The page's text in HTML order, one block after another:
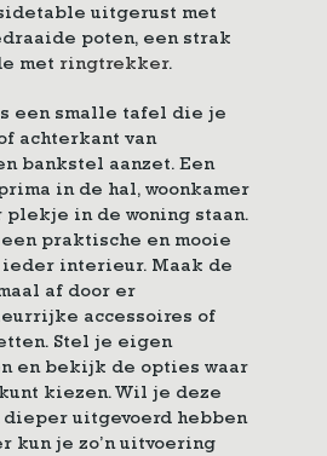
uitgerust met
poten, een strak
met ringtrekker.
een smalle tafel die je
achterkant van
bankstel aanzet. Een
in de hal, woonkamer
plekje in de woning staan.
praktische en mooie
ieder interieur. Maak de
af door er
accessoires of
Stel je eigen
en bekijk de opties waar
kiezen. Wil je deze
uitgevoerd hebben
kun je zo’n uitvoering